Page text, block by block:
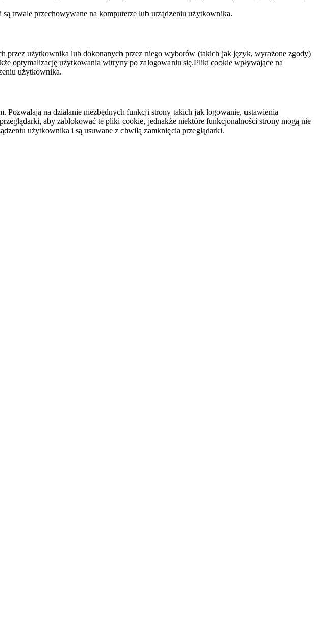
trwale przechowywane na komputerze lub urządzeniu użytkownika.
użytkownika lub dokonanych przez niego wyborów (takich jak język, wyrażone zgody)
optymalizację użytkowania witryny po zalogowaniu się.Pliki cookie wpływające na
użytkownika.
Pozwalają na działanie niezbędnych funkcji strony takich jak logowanie, ustawienia
aby zablokować te pliki cookie, jednakże niektóre funkcjonalności strony mogą nie
użytkownika i są usuwane z chwilą zamknięcia przeglądarki.